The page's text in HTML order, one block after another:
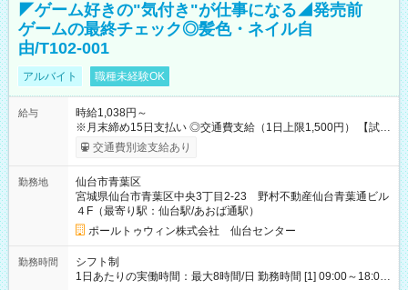
◤ゲーム好きの"気付き"が仕事になる◢発売前
ゲームの最終チェック◎髪色・ネイル自
由/T102-001
アルバイト 職種未経験OK
給与
時給1,038円～
※月末締め15日支払い ◎交通費支給（1日上限1,500円） 【試用
期間】試用期間なし
交通費別途支給あり
勤務地
仙台市青葉区
宮城県仙台市青葉区中央3丁目2-23 野村不動産仙台青葉通ビル
４F（最寄り駅：仙台駅/あおば通駅）
ポールトゥウィン株式会社 仙台センター
勤務時間
シフト制
1日あたりの実働時間：最大8時間/日 勤務時間 [1] 09:00～18:00